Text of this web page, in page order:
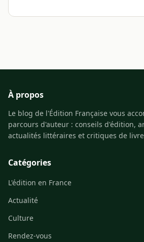
À propos
Le blog de l'Édition Française vous
parcours d'auteur : conseils d'édition,
actualités littéraires et critiques de
Catégories
L'édition en France
Actualité
Culture
Rendez-vous